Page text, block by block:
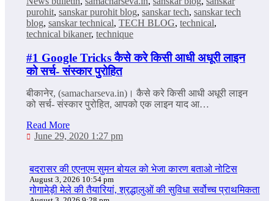
purohit, sanskar purohit blog, sanskar tech, sanskar tech
blog, sanskar technical, TECH BLOG, technical,
technical bikaner, technique
#1 Google Tricks कैसे करे किसी आधी अधूरी लाइन
को सर्च- संस्का‍र पुरोहित
बीकानेर, (samacharseva.in)। कैसे करे किसी आधी अधूरी लाइन
को सर्च- संस्‍कार पुरोहित, आपको एक लाइन याद आ…
Read More
June 29, 2020 1:27 pm
बदरासर की एएनएम सुमन बोयल को भेजा कारण बताओ नोटिस
August 3, 2026 10:54 pm
गोगामेड़ी मेले की तैयारियां, श्रद्धालुओं की सुविधा सर्वोच्च प्राथमिकता